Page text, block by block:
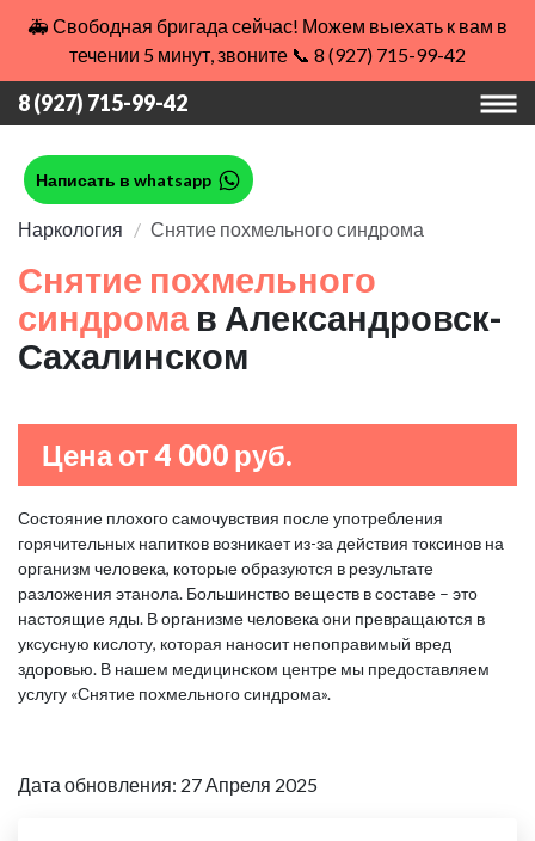
🚑 Свободная бригада сейчас! Можем выехать к вам в
течении 5 минут, звоните 📞 8 (927) 715-99-42
8 (927) 715-99-42
Написать в whatsapp
Наркология Снятие похмельного синдрома
Снятие похмельного
синдрома в Александровск-
Сахалинском
Цена от 4 000 руб.
Состояние плохого самочувствия после употребления
горячительных напитков возникает из-за действия токсинов на
организм человека, которые образуются в результате
разложения этанола. Большинство веществ в составе – это
настоящие яды. В организме человека они превращаются в
уксусную кислоту, которая наносит непоправимый вред
здоровью. В нашем медицинском центре мы предоставляем
услугу «Снятие похмельного синдрома».
Дата обновления: 27 Апреля 2025